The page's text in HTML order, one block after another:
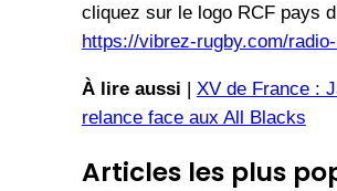
cliquez sur le logo RCF pays
https://vibrez-rugby.com/
À lire aussi | XV de France :
relance face aux All Blacks
Articles les plus